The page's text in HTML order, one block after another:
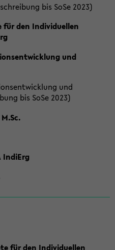
bis SoSe 2023)
für den Individuellen
und
und
bis SoSe 2023)
IndiErg
für den Individuellen